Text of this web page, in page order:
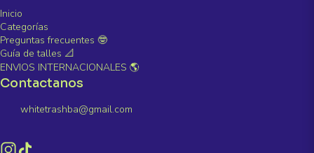
Inicio
Categorías
Preguntas frecuentes 🤓
Guía de talles 📐
ENVIOS INTERNACIONALES 🌎
Contactanos
whitetrashba@gmail.com